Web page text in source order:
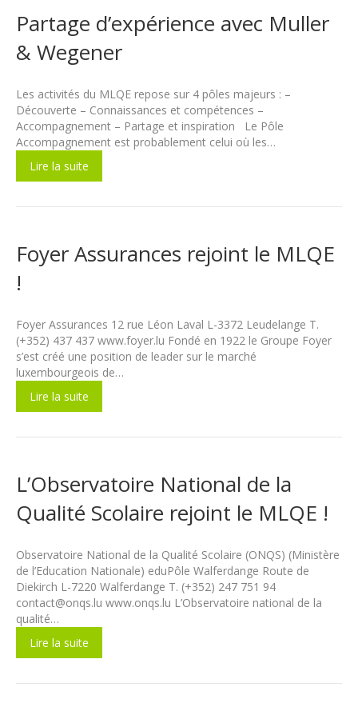
Partage d’expérience avec Muller
& Wegener
Les activités du MLQE repose sur 4 pôles majeurs : –
Découverte – Connaissances et compétences –
Accompagnement – Partage et inspiration Le Pôle
Accompagnement est probablement celui où les…
Lire la suite
Foyer Assurances rejoint le MLQE
!
Foyer Assurances 12 rue Léon Laval L-3372 Leudelange T.
(+352) 437 437 www.foyer.lu Fondé en 1922 le Groupe Foyer
s’est créé une position de leader sur le marché
luxembourgeois de…
Lire la suite
L’Observatoire National de la
Qualité Scolaire rejoint le MLQE !
Observatoire National de la Qualité Scolaire (ONQS) (Ministère
de l’Education Nationale) eduPôle Walferdange Route de
Diekirch L-7220 Walferdange T. (+352) 247 751 94
contact@onqs.lu www.onqs.lu L’Observatoire national de la
qualité…
Lire la suite